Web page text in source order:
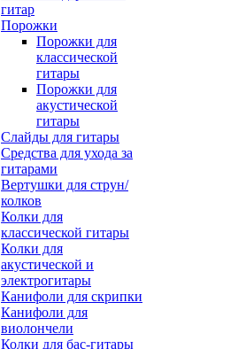
гитар
Порожки
Порожки для
классической
гитары
Порожки для
акустической
гитары
Слайды для гитары
Средства для ухода за
гитарами
Вертушки для струн/
колков
Колки для
классической гитары
Колки для
акустической и
электрогитары
Канифоли для скрипки
Канифоли для
виолончели
Колки для бас-гитары